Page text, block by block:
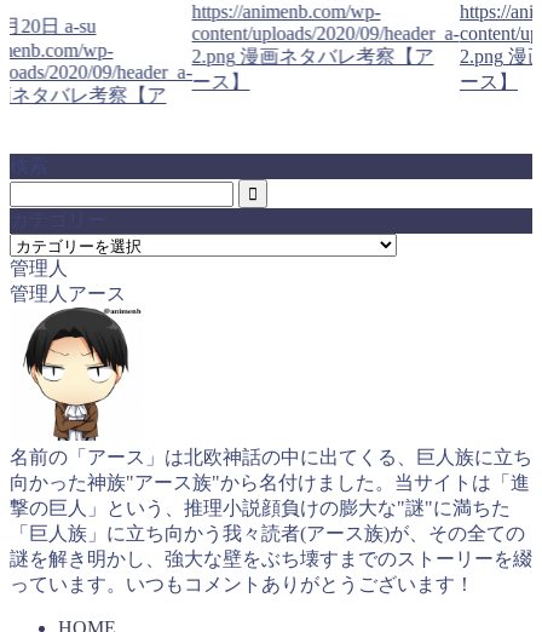
20日 a-su
wp-
2020/09/header_a-
ネタバレ考察【ア
https://animenb.com/wp-
content/uploads/2020/09/header_a-
2.png 漫画ネタバレ考察【ア
ース】
https://
content/
2.png 漫
ース】
検索
カテゴリー
カ
テ
ゴ
ー
管理人
管理人アース
名前の「アース」は北欧神話の中に出てくる、巨人族に立ち
向かった神族"アース族"から名付けました。当サイトは「進
撃の巨人」という、推理小説顔負けの膨大な"謎"に満ちた
「巨人族」に立ち向かう我々読者(アース族)が、その全ての
謎を解き明かし、強大な壁をぶち壊すまでのストーリーを綴
っています。いつもコメントありがとうございます！